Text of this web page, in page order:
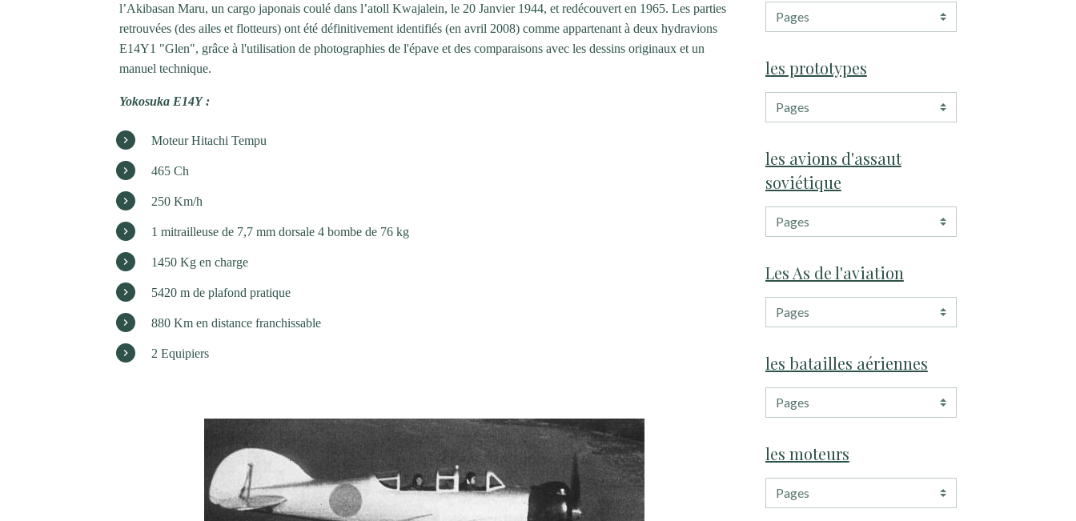
l’Akibasan Maru, un cargo japonais coulé dans l’atoll Kwajalein, le 20 Janvier 1944, et redécouvert en 1965. Les parties
retrouvées (des ailes et flotteurs) ont été définitivement identifiés (en avril 2008) comme appartenant à deux hydravions
E14Y1 "Glen", grâce à l'utilisation de photographies de l'épave et des comparaisons avec les dessins originaux et un
manuel technique.
Yokosuka E14Y :
Moteur Hitachi Tempu
465 Ch
250 Km/h
1 mitrailleuse de 7,7 mm dorsale 4 bombe de 76 kg
1450 Kg en charge
5420 m de plafond pratique
880 Km en distance franchissable
2 Equipiers
les prototypes
les avions d'assaut
soviétique
Les As de l'aviation
les batailles aériennes
les moteurs